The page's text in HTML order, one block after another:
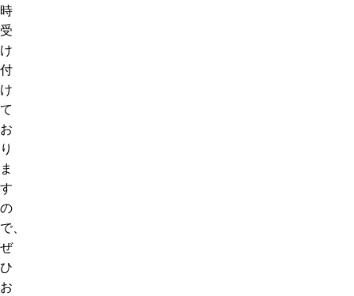
時
受
け
付
け
て
お
り
ま
す
の
で、
ぜ
ひ
お